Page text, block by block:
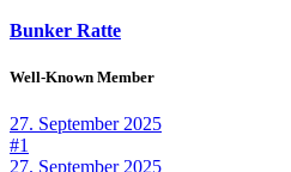
Bunker Ratte
Well-Known Member
27. September 2025
#1
27. September 2025